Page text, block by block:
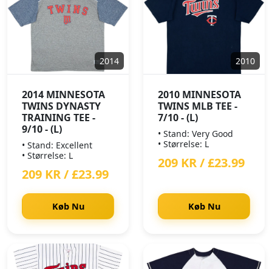
2014
2014 MINNESOTA
TWINS DYNASTY
TRAINING TEE -
9/10 - (L)
• Stand: Excellent
• Størrelse: L
209 KR / £23.99
Køb Nu
2010
2010 MINNESOTA
TWINS MLB TEE -
7/10 - (L)
• Stand: Very Good
• Størrelse: L
209 KR / £23.99
Køb Nu